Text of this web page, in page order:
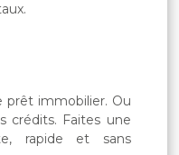
prêt immobilier. Ou
crédits. Faites une
rapide et sans